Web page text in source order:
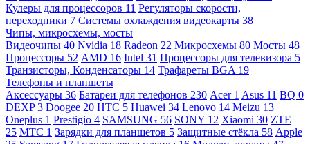
Кулеры для процессоров 11 Регуляторы скорости,
переходники 7 Системы охлаждения видеокарты 38
Чипы, микросхемы, мосты
Видеочипы 40 Nvidia 18 Radeon 22 Микросхемы 80 Мосты 48
Процессоры 52 AMD 16 Intel 31 Процессоры для телевизора 5
Транзисторы, Конденсаторы 14 Трафареты BGA 19
Телефоны и планшеты
Аксессуары 36 Батареи для телефонов 230 Acer 1 Asus 11 BQ 0
DEXP3 Doogee 20 HTC 5 Huawei 34 Lenovo 14 Meizu 13
Oneplus 1 Prestigio 4 SAMSUNG 56 SONY 12 Xiaomi 30 ZTE
25 МТС 1 Зарядки для планшетов 5 Защитные стёкла 58 Apple